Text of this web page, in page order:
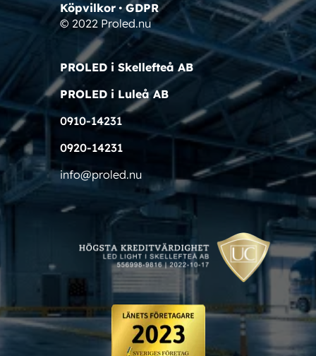
Köpvilkor•GDPR
© 2022 Proled.nu
PROLED i Skellefteå AB
PROLED i Luleå AB
0910-14231
0920-14231
info@proled.nu